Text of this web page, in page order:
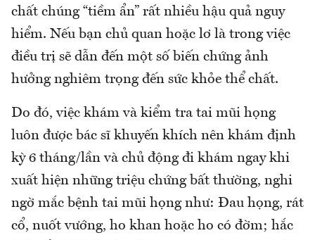
chất chúng “tiềm ẩn” rất nhiều hậu quả nguy
hiểm. Nếu bạn chủ quan hoặc lơ là trong việc
điều trị sẽ dẫn đến một số biến chứng ảnh
hưởng nghiêm trọng đến sức khỏe thể chất.
Do đó, việc khám và kiểm tra tai mũi họng
luôn được bác sĩ khuyến khích nên khám định
kỳ 6 tháng/lần và chủ động đi khám ngay khi
xuất hiện những triệu chứng bất thường, nghi
ngờ mắc bệnh tai mũi họng như: Đau họng, rát
cổ, nuốt vướng, ho khan hoặc ho có đờm; hắc